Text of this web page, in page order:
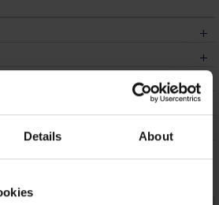
Details About